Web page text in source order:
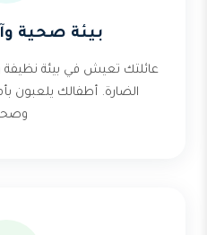
بيئة صحية
عائلتك تعيش في بيئة نظيفة
الضارة. أطفالك يلعبون